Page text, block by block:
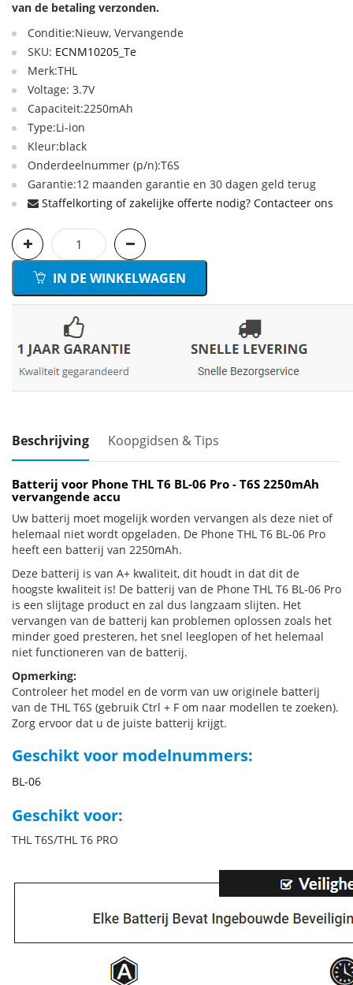
van de betaling verzonden.
Conditie:Nieuw, Vervangende
SKU: ECNM10205_Te
Merk:THL
Voltage: 3.7V
Capaciteit:2250mAh
Type:Li-ion
Kleur:black
Onderdeelnummer (p/n):T6S
Garantie:12 maanden garantie en 30 dagen geld terug
Staffelkorting of zakelijke offerte nodig? Contacteer ons
IN DE WINKELWAGEN
Beschrijving Koopgidsen & Tips
Batterij voor Phone THL T6 BL-06 Pro - T6S 2250mAh
vervangende accu
Uw batterij moet mogelijk worden vervangen als deze niet of
helemaal niet wordt opgeladen. De Phone THL T6 BL-06 Pro
heeft een batterij van 2250mAh.
Deze batterij is van A+ kwaliteit, dit houdt in dat dit de
hoogste kwaliteit is! De batterij van de Phone THL T6 BL-06 Pro
is een slijtage product en zal dus langzaam slijten. Het
vervangen van de batterij kan problemen oplossen zoals het
minder goed presteren, het snel leeglopen of het helemaal
niet functioneren van de batterij.
Opmerking:
Controleer het model en de vorm van uw originele batterij
van de THL T6S (gebruik Ctrl + F om naar modellen te zoeken).
Zorg ervoor dat u de juiste batterij krijgt.
Geschikt voor modelnummers:
BL-06
Geschikt voor:
THL T6S/THL T6 PRO